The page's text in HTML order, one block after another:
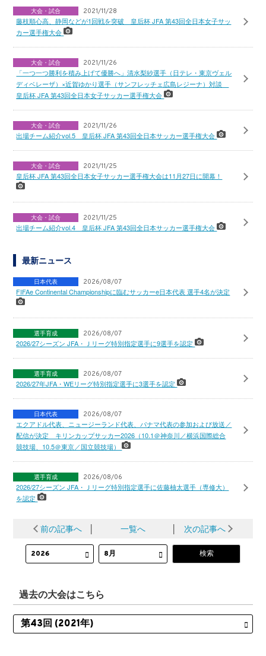
大会・試合 2021/11/28
藤枝順心高、静岡などが1回戦を突破 皇后杯 JFA 第43回全日本女子サッ
カー選手権大会
大会・試合 2021/11/26
「一つ一つ勝利を積み上げて優勝へ」清水梨紗選手（日テレ・東京ヴェル
ディベレーザ）×近賀ゆかり選手（サンフレッチェ広島レジーナ）対談
皇后杯 JFA 第43回全日本女子サッカー選手権大会
大会・試合 2021/11/26
出場チーム紹介vol.5 皇后杯 JFA 第43回全日本サッカー選手権大会
大会・試合 2021/11/25
皇后杯 JFA 第43回全日本女子サッカー選手権大会は11月27日に開幕！
大会・試合 2021/11/25
出場チーム紹介vol.4 皇后杯 JFA 第43回全日本サッカー選手権大会
最新ニュース
日本代表 2026/08/07
FIFAe Continental Championshipに臨むサッカーe日本代表 選手4名が決定
選手育成 2026/08/07
2026/27シーズン JFA・Ｊリーグ特別指定選手に9選手を認定
選手育成 2026/08/07
2026/27年JFA・WEリーグ特別指定選手に3選手を認定
日本代表 2026/08/07
エクアドル代表、ニュージーランド代表、パナマ代表の参加および放送／
配信が決定 キリンカップサッカー2026（10.1＠神奈川／横浜国際総合
競技場、10.5＠東京／国立競技場）
選手育成 2026/08/06
2026/27シーズン JFA・Ｊリーグ特別指定選手に佐藤柚太選手（専修大）
を認定
前の記事へ │ 一覧へ │ 次の記事へ
過去の大会はこちら